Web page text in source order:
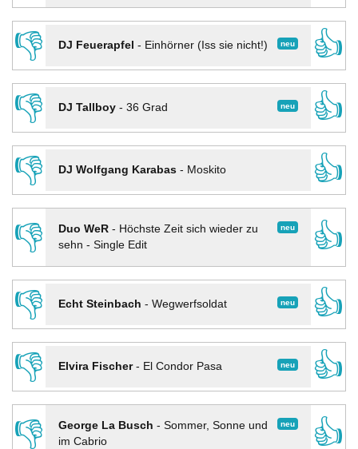
👎
neu
DJ Feuerapfel - Einhörner (Iss sie nicht!)
👍
👎
neu
DJ Tallboy- 36 Grad
👍
👎
DJ Wolfgang Karabas- Moskito
👍
👎
neu
Duo WeR- Höchste Zeit sich wieder zu
sehn - Single Edit
👍
👎
neu
Echt Steinbach - Wegwerfsoldat
👍
👎
neu
Elvira Fischer- El Condor Pasa
👍
👎
neu
George La Busch - Sommer, Sonne und
im Cabrio
👍